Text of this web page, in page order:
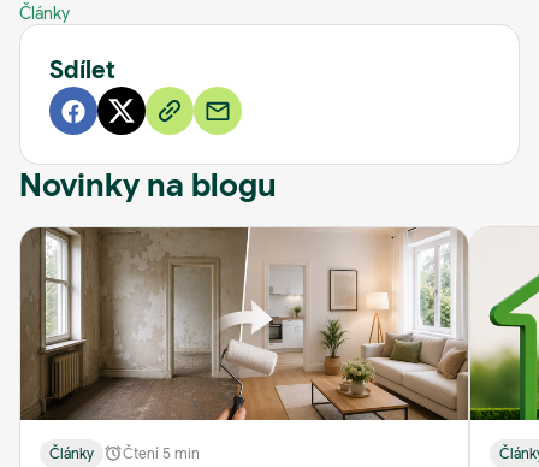
Články
Sdílet
Novinky na blogu
Články Čtení 5 min